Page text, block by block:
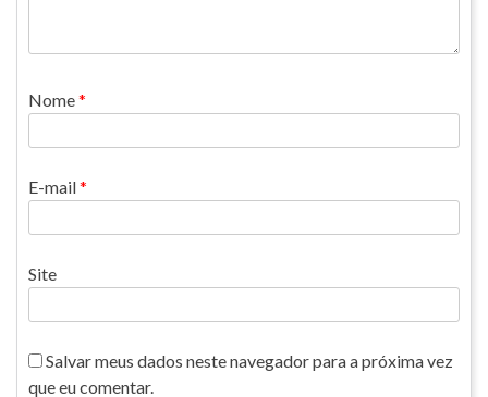
Nome*
E-mail*
Site
Salvar meus dados neste navegador para a próxima vez
que eu comentar.